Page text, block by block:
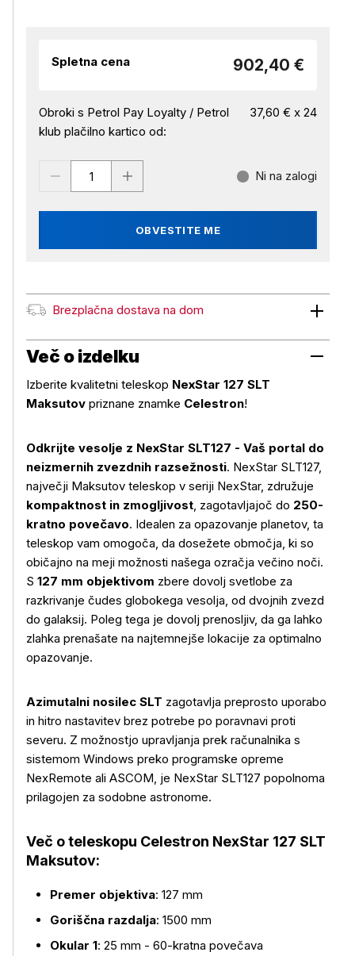
Spletna cena 902,40 €
Obroki s Petrol Pay Loyalty / Petrol
klub plačilno kartico od:
37,60 € x 24
OBVESTITE ME
Ni na zalogi
Brezplačna dostava na dom
Brezplačna dostava na dom
Več o izdelku
Izberite kvalitetni teleskop NexStar 127 SLT
Maksutov priznane znamke Celestron!
Odkrijte vesolje z NexStar SLT127 - Vaš portal do
neizmernih zvezdnih razsežnosti. NexStar SLT127,
največji Maksutov teleskop v seriji NexStar, združuje
kompaktnost in zmogljivost, zagotavljajoč do 250-
kratno povečavo. Idealen za opazovanje planetov, ta
teleskop vam omogoča, da dosežete območja, ki so
običajno na meji možnosti našega ozračja večino noči.
S 127 mm objektivom zbere dovolj svetlobe za
razkrivanje čudes globokega vesolja, od dvojnih zvezd
do galaksij. Poleg tega je dovolj prenosljiv, da ga lahko
zlahka prenašate na najtemnejše lokacije za optimalno
opazovanje.
Azimutalni nosilec SLT zagotavlja preprosto uporabo
in hitro nastavitev brez potrebe po poravnavi proti
severu. Z možnostjo upravljanja prek računalnika s
sistemom Windows preko programske opreme
NexRemote ali ASCOM, je NexStar SLT127 popolnoma
prilagojen za sodobne astronome.
Več o teleskopu Celestron NexStar 127 SLT
Maksutov:
Premer objektiva: 127 mm
Goriščna razdalja: 1500 mm
Okular 1: 25 mm - 60-kratna povečava